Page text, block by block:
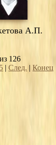
А.П.
126
5 |След. |Конец